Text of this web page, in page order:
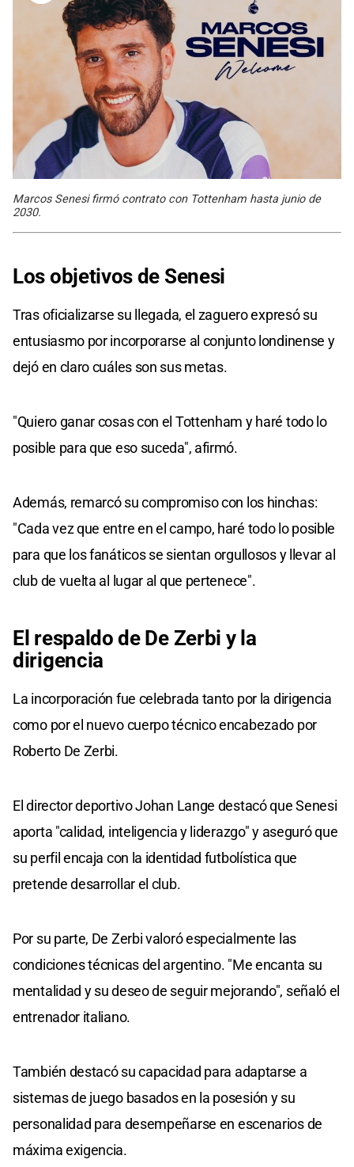
Marcos Senesi firmó contrato con Tottenham hasta junio de
2030.
Los objetivos de Senesi
Tras oficializarse su llegada, el zaguero expresó su
entusiasmo por incorporarse al conjunto londinense y
dejó en claro cuáles son sus metas.
"Quiero ganar cosas con el Tottenham y haré todo lo
posible para que eso suceda", afirmó.
Además, remarcó su compromiso con los hinchas:
"Cada vez que entre en el campo, haré todo lo posible
para que los fanáticos se sientan orgullosos y llevar al
club de vuelta al lugar al que pertenece".
El respaldo de De Zerbi y la
dirigencia
La incorporación fue celebrada tanto por la dirigencia
como por el nuevo cuerpo técnico encabezado por
Roberto De Zerbi.
El director deportivo Johan Lange destacó que Senesi
aporta "calidad, inteligencia y liderazgo" y aseguró que
su perfil encaja con la identidad futbolística que
pretende desarrollar el club.
Por su parte, De Zerbi valoró especialmente las
condiciones técnicas del argentino. "Me encanta su
mentalidad y su deseo de seguir mejorando", señaló el
entrenador italiano.
También destacó su capacidad para adaptarse a
sistemas de juego basados en la posesión y su
personalidad para desempeñarse en escenarios de
máxima exigencia.